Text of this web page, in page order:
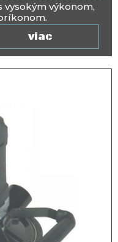
vysokým výkonom,
viac